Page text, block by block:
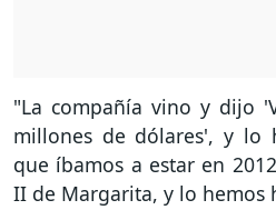
"La compañía vino y dijo
millones de dólares', y lo
que íbamos a estar en
II de Margarita, y lo hemos